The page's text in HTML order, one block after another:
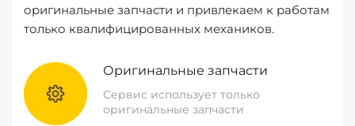
оригинальные запчасти и привлекаем к работам
только квалифицированных механиков.
Оригинальные запчасти
Сервис использует только
оригинальные запчасти